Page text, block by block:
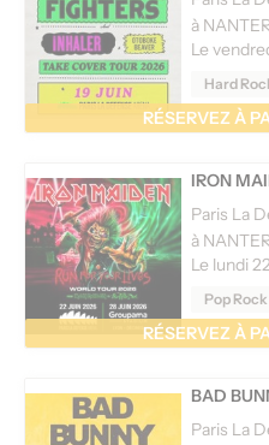
à
Le
Hard
RÉSERVEZ À
IRON
Paris La
à
Le lundi
Pop Rock
RÉSERVEZ À
BAD
Paris La